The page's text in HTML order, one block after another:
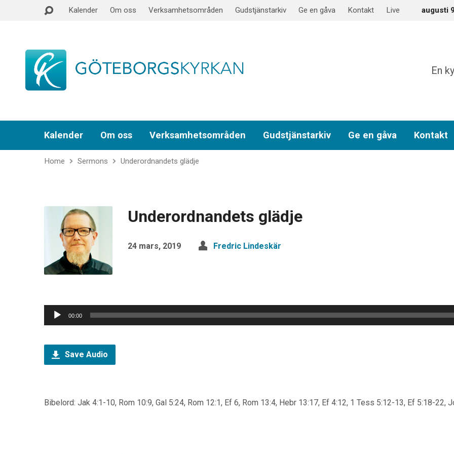
Kalender Om oss Verksamhetsområden Gudstjänstarkiv Ge en gåva Kontakt Live augusti
En
Kalender Om oss Verksamhetsområden Gudstjänstarkiv Ge en gåva Kontakt
Home Sermons Underordnandets glädje
Underordnandets glädje
24 mars, 2019 Fredric Lindeskär
Ljudspelare
00:00
Save Audio
Bibelord: Jak 4:1-10, Rom 10:9, Gal 5:24, Rom 12:1, Ef 6, Rom 13:4, Hebr 13:17, Ef 4:12, 1 Tess 5:12-13, Ef 5:18-22,